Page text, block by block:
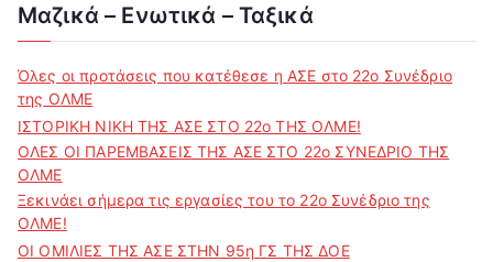
Μαζικά – Ενωτικά – Ταξικά
Όλες οι προτάσεις που κατέθεσε η ΑΣΕ στο 22ο Συνέδριο
της ΟΛΜΕ
ΙΣΤΟΡΙΚΗ ΝΙΚΗ ΤΗΣ ΑΣΕ ΣΤΟ 22ο ΤΗΣ ΟΛΜΕ!
ΟΛΕΣ ΟΙ ΠΑΡΕΜΒΑΣΕΙΣ ΤΗΣ ΑΣΕ ΣΤΟ 22ο ΣΥΝΕΔΡΙΟ ΤΗΣ
ΟΛΜΕ
Ξεκινάει σήμερα τις εργασίες του το 22ο Συνέδριο της
ΟΛΜΕ!
ΟΙ ΟΜΙΛΙΕΣ ΤΗΣ ΑΣΕ ΣΤΗΝ 95η ΓΣ ΤΗΣ ΔΟΕ